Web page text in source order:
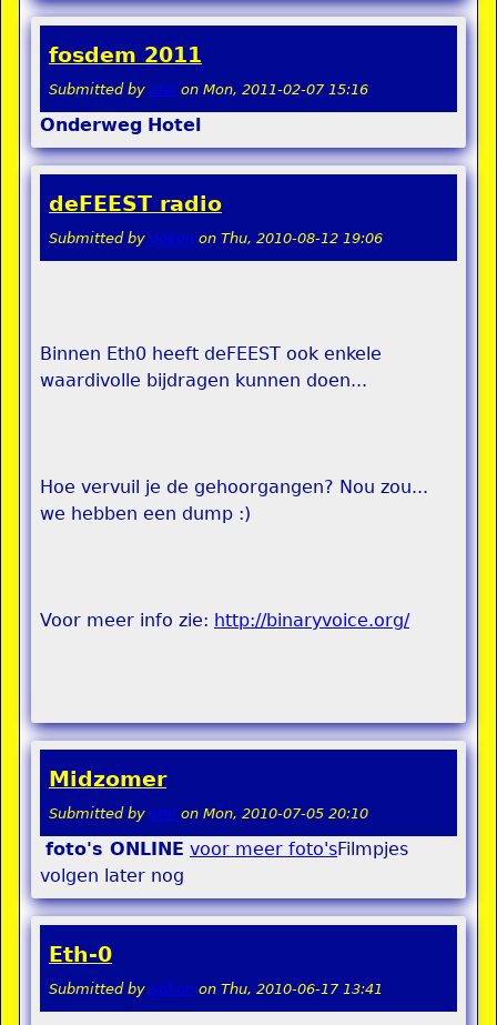
fosdem 2011
Submitted by stel on Mon, 2011-02-07 15:16
Onderweg Hotel
deFEEST radio
Submitted by pokon on Thu, 2010-08-12 19:06
Binnen Eth0 heeft deFEEST ook enkele
waardivolle bijdragen kunnen doen...
Hoe vervuil je de gehoorgangen? Nou zou...
we hebben een dump :)
Voor meer info zie: http://binaryvoice.org/
Midzomer
Submitted by stel on Mon, 2010-07-05 20:10
foto's ONLINE voor meer foto'sFilmpjes
volgen later nog
Eth-0
Submitted by pokon on Thu, 2010-06-17 13:41